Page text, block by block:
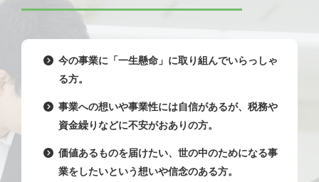
今の事業に「一生懸命」に取り組んでいらっしゃ
る方。
事業への想いや事業性には自信があるが、税務や
資金繰りなどに不安がおありの方。
価値あるものを届けたい、世の中のためになる事
業をしたいという想いや信念のある方。